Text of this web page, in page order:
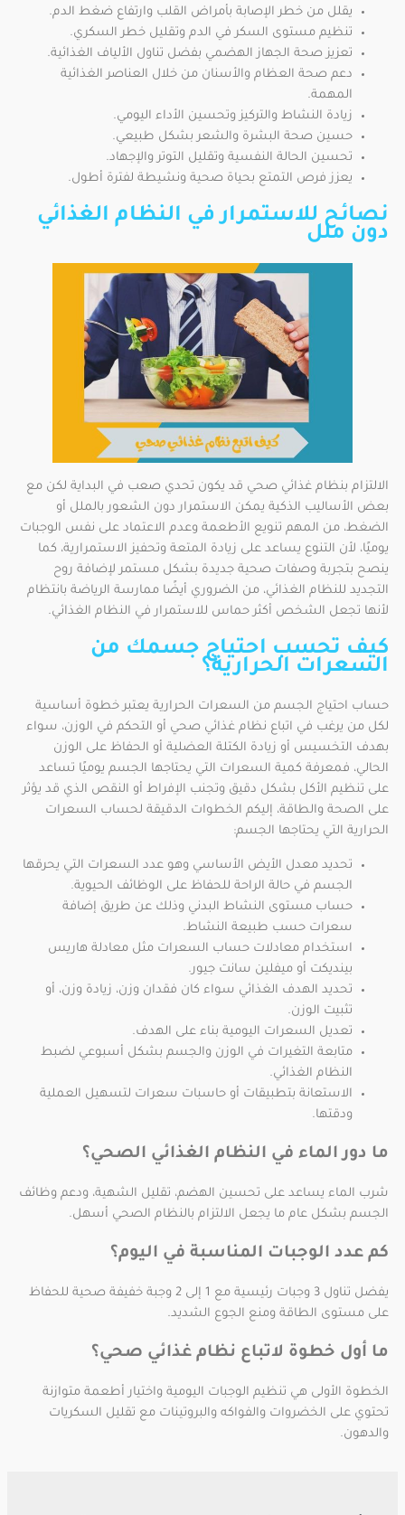
يقلل من خطر الإصابة بأمراض القلب وارتفاع ضغط الدم.
تنظيم مستوى السكر في الدم وتقليل خطر السكري.
تعزيز صحة الجهاز الهضمي بفضل تناول الألياف الغذائية.
دعم صحة العظام والأسنان من خلال العناصر الغذائية
المهمة.
زيادة النشاط والتركيز وتحسين الأداء اليومي.
حسين صحة البشرة والشعر بشكل طبيعي.
تحسين الحالة النفسية وتقليل التوتر والإجهاد.
يعزز فرص التمتع بحياة صحية ونشيطة لفترة أطول.
نصائح للاستمرار في النظام الغذائي
دون ملل
الالتزام بنظام غذائي صحي قد يكون تحدي صعب في البداية لكن مع
بعض الأساليب الذكية يمكن الاستمرار دون الشعور بالملل أو
الضغط، من المهم تنويع الأطعمة وعدم الاعتماد على نفس الوجبات
يوميًا، لأن التنوع يساعد على زيادة المتعة وتحفيز الاستمرارية، كما
ينصح بتجربة وصفات صحية جديدة بشكل مستمر لإضافة روح
التجديد للنظام الغذائي، من الضروري أيضًا ممارسة الرياضة بانتظام
لأنها تجعل الشخص أكثر حماس للاستمرار في النظام الغذائي.
كيف تحسب احتياج جسمك من
السعرات الحرارية؟
حساب احتياج الجسم من السعرات الحرارية يعتبر خطوة أساسية
لكل من يرغب في اتباع نظام غذائي صحي أو التحكم في الوزن، سواء
بهدف التخسيس أو زيادة الكتلة العضلية أو الحفاظ على الوزن
الحالي، فمعرفة كمية السعرات التي يحتاجها الجسم يوميًا تساعد
على تنظيم الأكل بشكل دقيق وتجنب الإفراط أو النقص الذي قد يؤثر
على الصحة والطاقة، إليكم الخطوات الدقيقة لحساب السعرات
الحرارية التي يحتاجها الجسم:
تحديد معدل الأيض الأساسي وهو عدد السعرات التي يحرقها
الجسم في حالة الراحة للحفاظ على الوظائف الحيوية.
حساب مستوى النشاط البدني وذلك عن طريق إضافة
سعرات حسب طبيعة النشاط.
استخدام معادلات حساب السعرات مثل معادلة هاريس
بينديكت أو ميفلين سانت جيور.
تحديد الهدف الغذائي سواء كان فقدان وزن، زيادة وزن، أو
تثبيت الوزن.
تعديل السعرات اليومية بناء على الهدف.
متابعة التغيرات في الوزن والجسم بشكل أسبوعي لضبط
النظام الغذائي.
الاستعانة بتطبيقات أو حاسبات سعرات لتسهيل العملية
ودقتها.
ما دور الماء في النظام الغذائي الصحي؟
شرب الماء يساعد على تحسين الهضم، تقليل الشهية، ودعم وظائف
الجسم بشكل عام ما يجعل الالتزام بالنظام الصحي أسهل.
كم عدد الوجبات المناسبة في اليوم؟
يفضل تناول 3 وجبات رئيسية مع 1 إلى 2 وجبة خفيفة صحية للحفاظ
على مستوى الطاقة ومنع الجوع الشديد.
ما أول خطوة لاتباع نظام غذائي صحي؟
الخطوة الأولى هي تنظيم الوجبات اليومية واختيار أطعمة متوازنة
تحتوي على الخضروات والفواكه والبروتينات مع تقليل السكريات
والدهون.